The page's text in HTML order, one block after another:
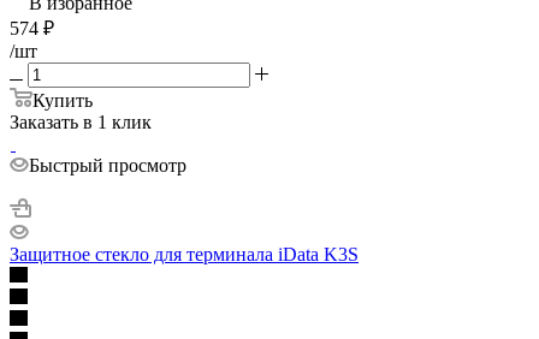
574 ₽
/шт
Купить
Заказать в 1 клик
Быстрый просмотр
Защитное стекло для терминала iData K3S